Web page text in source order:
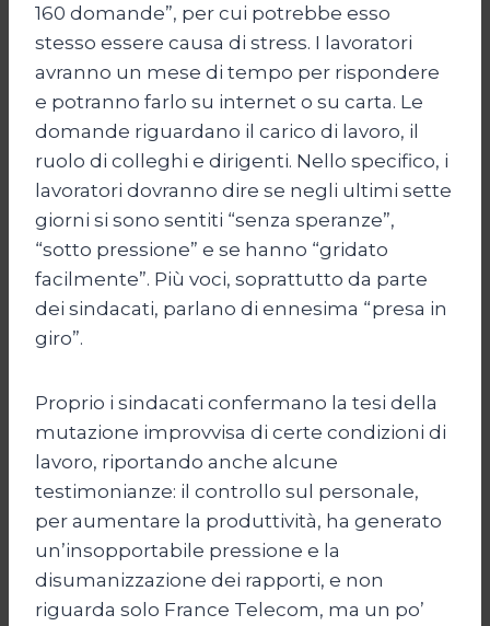
160 domande”, per cui potrebbe esso
stesso essere causa di stress. I lavoratori
avranno un mese di tempo per rispondere
e potranno farlo su internet o su carta. Le
domande riguardano il carico di lavoro, il
ruolo di colleghi e dirigenti. Nello specifico, i
lavoratori dovranno dire se negli ultimi sette
giorni si sono sentiti “senza speranze”,
“sotto pressione” e se hanno “gridato
facilmente”. Più voci, soprattutto da parte
dei sindacati, parlano di ennesima “presa in
giro”.
Proprio i sindacati confermano la tesi della
mutazione improvvisa di certe condizioni di
lavoro, riportando anche alcune
testimonianze: il controllo sul personale,
per aumentare la produttività, ha generato
un’insopportabile pressione e la
disumanizzazione dei rapporti, e non
riguarda solo France Telecom, ma un po’